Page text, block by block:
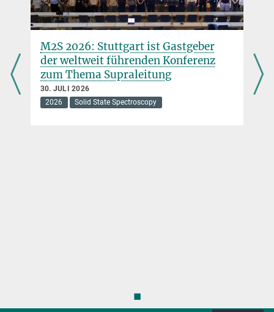
M2S 2026: Stuttgart ist Gastgeber
der weltweit führenden Konferenz
zum Thema Supraleitung
30. JULI 2026
2026
Solid State Spectroscopy
◼